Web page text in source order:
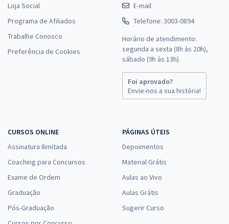
Loja Social
Programa de Afiliados
Trabalhe Conosco
Preferência de Cookies
E-mail
Telefone: 3003-0894
Horário de atendimento:
segunda a sexta (8h às 20h),
sábado (9h às 13h).
Foi aprovado?
Envie-nos a sua história!
CURSOS ONLINE
Assinatura Ilimitada
Coaching para Concursos
Exame de Ordem
Graduação
Pós-Graduação
PÁGINAS ÚTEIS
Depoimentos
Material Grátis
Aulas ao Vivo
Aulas Grátis
Sugerir Curso